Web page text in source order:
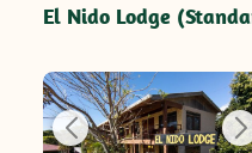
El Nido Lodge